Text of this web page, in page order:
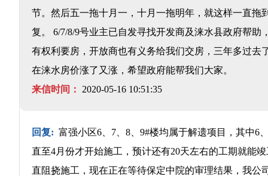
节。然后五一拖十月一，十月一拖明年，就这样一直
复。 6/7/8/9号业主已自发寻找开发商及涞水县政府帮
有权利要房，开放商也有义务给我们交房，三年多过
在涞水房价涨了又涨，希望政府能帮我们大家。
来信时间：
2020-05-16 10:51:35
回复: 富强小区6、7、8、9#楼均属于解遗项目，其中6
直至4月份才开始施工，预计还有20天左右的工期就能
直阻挠施工，现在正在等待保定中院的审理结果，我